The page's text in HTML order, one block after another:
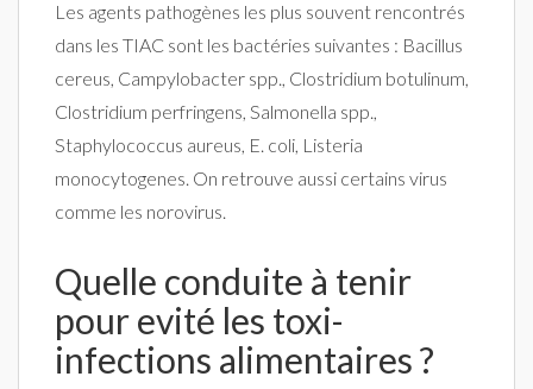
Les agents pathogènes les plus souvent rencontrés
dans les TIAC sont les bactéries suivantes : Bacillus
cereus, Campylobacter spp., Clostridium botulinum,
Clostridium perfringens, Salmonella spp.,
Staphylococcus aureus, E. coli, Listeria
monocytogenes. On retrouve aussi certains virus
comme les norovirus.
Quelle conduite à tenir
pour evité les toxi-
infections alimentaires ?